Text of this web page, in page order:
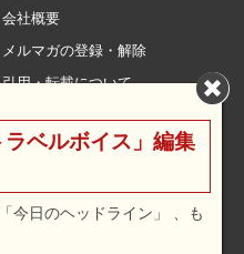
会社概要
メルマガの登録・解除
引用・転載について
利用規約
広告メニュー・料金
ベルボイス」編集
今日のヘッドライン」 、も